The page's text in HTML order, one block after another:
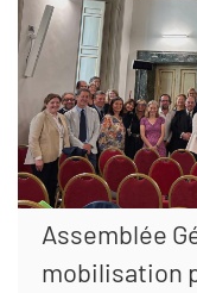
Assemblée
mobilisation